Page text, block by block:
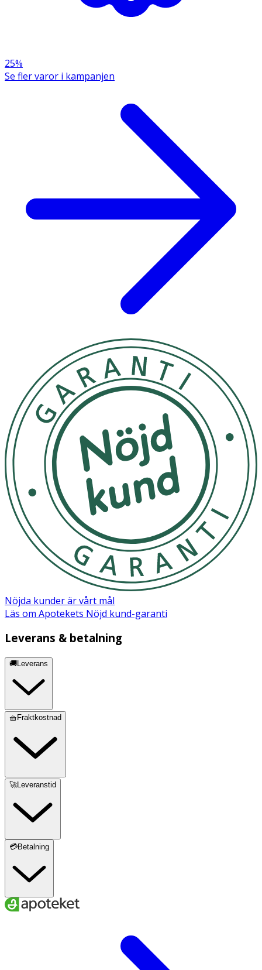
25%
Se fler varor i kampanjen
Nöjda kunder är vårt mål
Läs om Apotekets Nöjd kund-garanti
Leverans & betalning
🚚Leverans
🧺Fraktkostnad
🚀Leveranstid
💳Betalning